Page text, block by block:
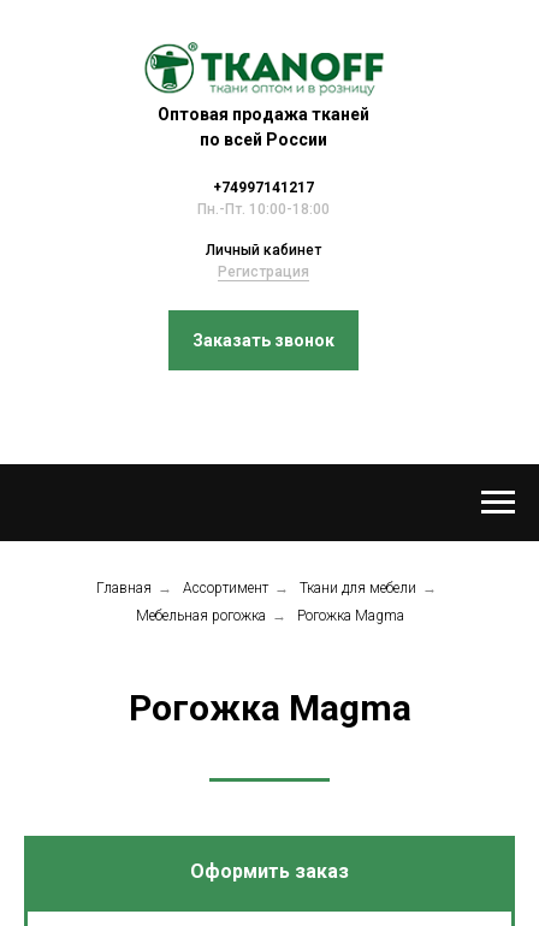
Оптовая продажа тканей
по всей России
+74997141217
Пн.-Пт. 10:00-18:00
Личный кабинет
Регистрация
Заказать звонок
Главная → Ассортимент → Ткани для мебели →
Мебельная рогожка → Рогожка Magma
Рогожка Magma
Оформить заказ